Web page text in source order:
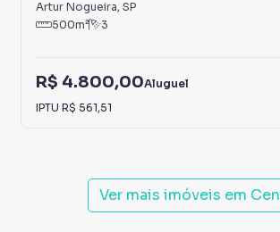
Artur Nogueira, SP
500m² 3
R$ 4.800,00Aluguel
IPTU R$ 561,51
Ver mais imóveis em